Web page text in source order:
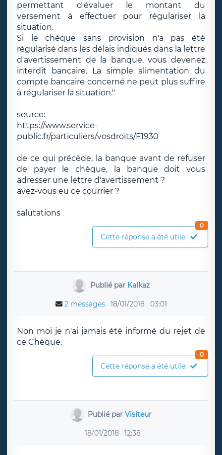
permettant d'évaluer le montant du
versement à effectuer pour régulariser la
situation.
Si le chèque sans provision n'a pas été
régularisé dans les délais indiqués dans la lettre
d'avertissement de la banque, vous devenez
interdit bancaire. La simple alimentation du
compte bancaire concerné ne peut plus suffire
à régulariser la situation."
source:
https://www.service-
public.fr/particuliers/vosdroits/F1930
de ce qui précède, la banque avant de refuser
de payer le chèque, la banque doit vous
adresser une lettre d'avertissement ?
avez-vous eu ce courrier ?
salutations
Cette réponse a été utile
0
Publié par Kalkaz
2 messages 18/01/2018 03:01
Non moi je n'ai jamais été informé du rejet de
ce Chèque.
Cette réponse a été utile
0
Publié parVisiteur
18/01/2018 12:38